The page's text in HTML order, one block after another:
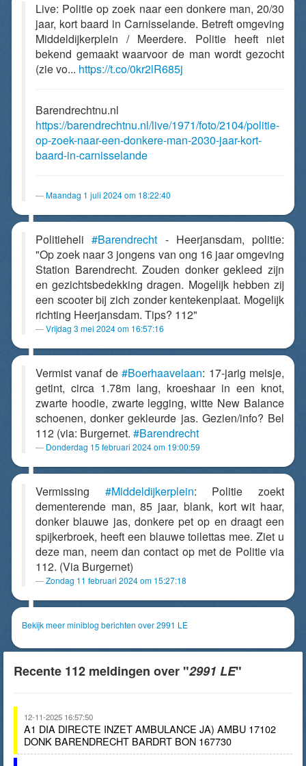
Live: Politie op zoek naar een donkere man, 20/30
jaar, kort baard in Carnisselande. Betreft omgeving
Middeldijkerplein / Meerdere. Politie heeft niet
bekend gemaakt waarvoor de man wordt gezocht
(zie vo... https://t.co/0kr2lR685j
Barendrechtnu.nl
https://barendrechtnu.nl/live/1971/foto/2104/politie-
op-zoek-naar-een-donkere-man-2030-jaar-kort-
baard-in-carnisselande
Maandag 1 juli 2024 om 18:22:40
Politieheli#Barendrecht - Heerjansdam, politie:
"Op zoek naar 3 jongens van ong 16 jaar omgeving
Station Barendrecht. Zouden donker gekleed zijn
en gezichtsbedekking dragen. Mogelijk hebben zij
een scooter bij zich zonder kentekenplaat. Mogelijk
richting Heerjansdam. Tips? 112"
Vrijdag 3 mei 2024 om 16:57:16
Vermist vanaf de#Boerhaavelaan: 17-jarig meisje,
getint, circa 1.78m lang, kroeshaar in een knot,
zwarte hoodie, zwarte legging, witte New Balance
schoenen, donker gekleurde jas. Gezien/info? Bel
112 (via: Burgernet. #Barendrecht
Donderdag 15 februari 2024 om 19:00:59
Vermissing #Middeldijkerplein: Politie zoekt
dementerende man, 85 jaar, blank, kort wit haar,
donker blauwe jas, donkere pet op en draagt een
spijkerbroek, heeft een blauwe toilettas mee. Ziet u
deze man, neem dan contact op met de Politie via
112. (Via Burgernet)
Zondag 11 februari 2024 om 15:27:18
Bekijk meer miniblog berichten over 2991 LE
Recente 112 meldingen over "2991 LE"
12-11-2025 16:57:50
A1 DIA DIRECTE INZET AMBULANCE JA) AMBU 17102
DONK BARENDRECHT BARDRT BON 167730